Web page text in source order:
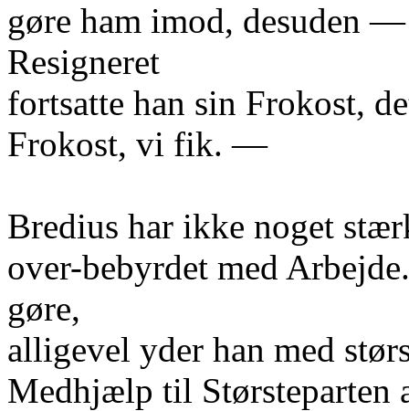
gøre ham imod, desuden
Resigneret
fortsatte han sin Frokost,
Frokost, vi fik. —
Bredius har ikke noget
over-bebyrdet med
gøre,
alligevel yder han med
Medhjælp til Størsteparten